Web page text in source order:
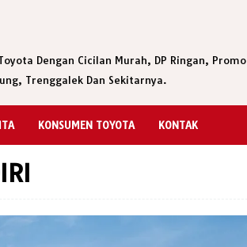
Dengan Cicilan Murah, DP Ringan, Promo
Trenggalek Dan Sekitarnya.
KONSUMEN TOYOTA KONTAK